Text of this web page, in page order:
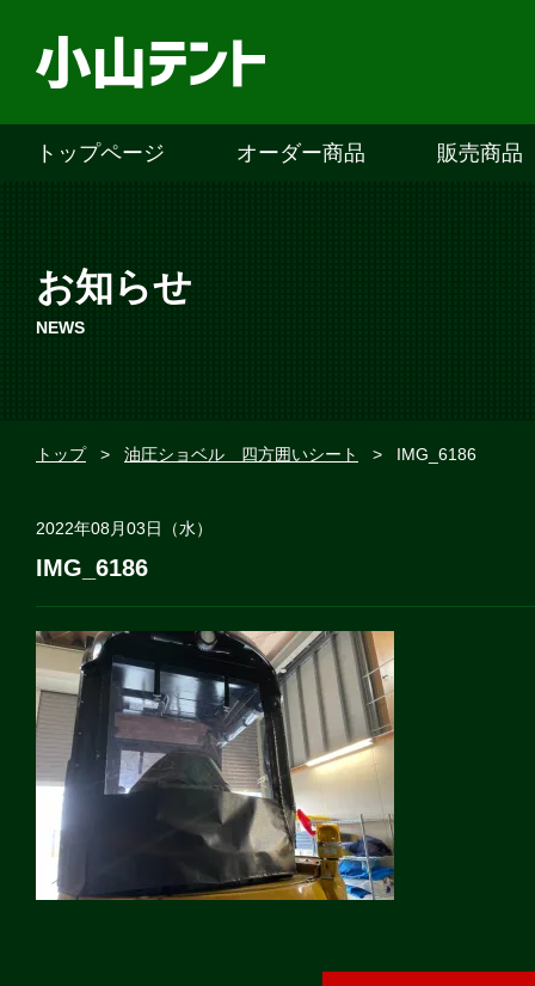
トップページ オーダー商品 販売商品
お知らせ
NEWS
トップ > 油圧ショベル 四方囲いシート > IMG_6186
2022年08月03日（水）
IMG_6186